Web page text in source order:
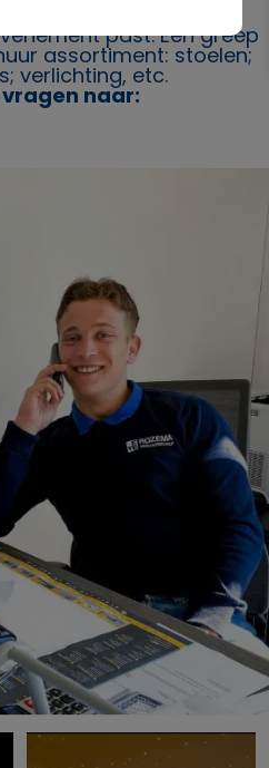
advies over welke
past. Een greep
assortiment: stoelen;
verlichting, etc.
naar: